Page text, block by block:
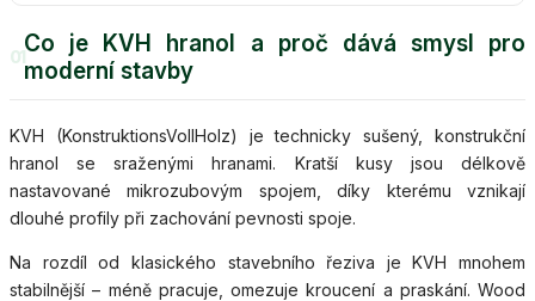
01Co je KVH hranol a proč dává smysl pro
moderní stavby
KVH (KonstruktionsVollHolz) je technicky sušený, konstrukční
hranol se sraženými hranami. Kratší kusy jsou délkově
nastavované mikrozubovým spojem, díky kterému vznikají
dlouhé profily při zachování pevnosti spoje.
Na rozdíl od klasického stavebního řeziva je KVH mnohem
stabilnější – méně pracuje, omezuje kroucení a praskání. Wood